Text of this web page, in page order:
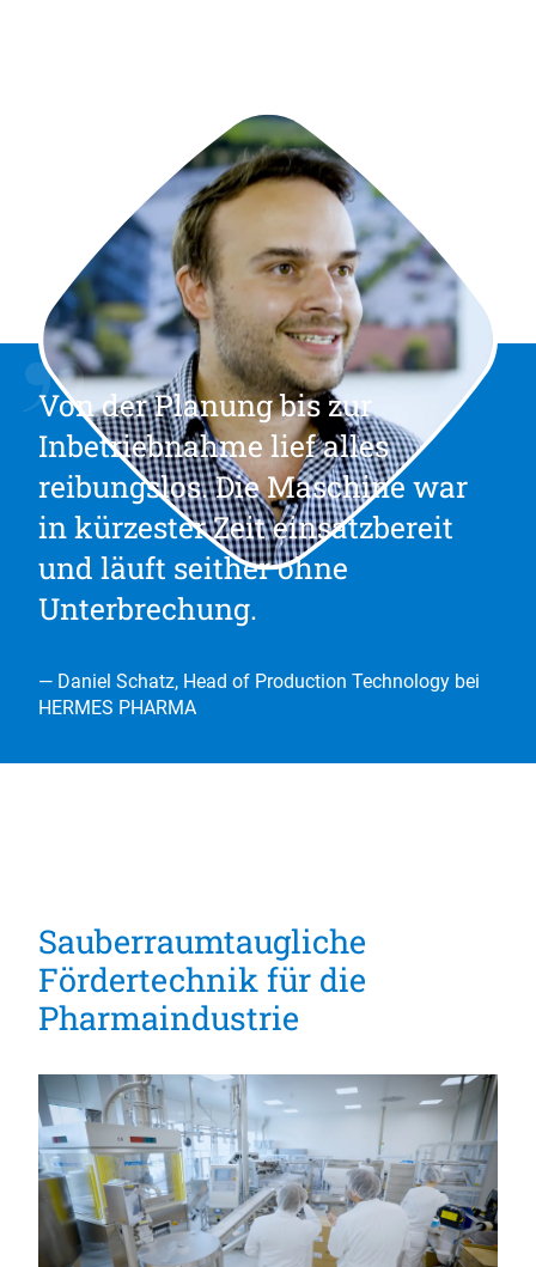
Von der Planung bis zur
Inbetriebnahme lief alles
reibungslos. Die Maschine war
in kürzester Zeit einsatzbereit
und läuft seither ohne
Unterbrechung.
— Daniel Schatz, Head of Production Technology bei
HERMES PHARMA
Sauberraumtaugliche
Fördertechnik für die
Pharmaindustrie